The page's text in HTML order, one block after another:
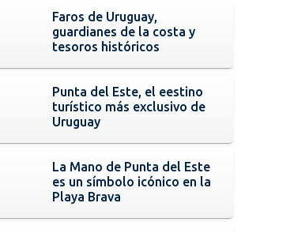
Faros de Uruguay,
guardianes de la costa y
tesoros históricos
Punta del Este, el eestino
turístico más exclusivo de
Uruguay
La Mano de Punta del Este
es un símbolo icónico en la
Playa Brava